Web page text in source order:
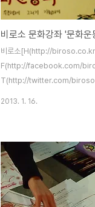
비로소[H(http://
F(http://facebook.com/
T(http://twitter.com/
유기적으로 연결될 수 있도록
다. 전시와 워크샵 혹은 파티와
영회와 간담회와 책모임 등의
니다. 비로소는 답답한 레슨교
2013. 1. 16.